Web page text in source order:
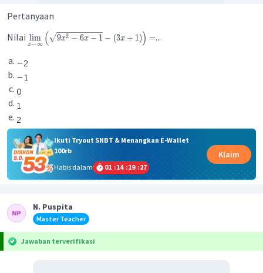
Pertanyaan
Nilai
x→∞
lim ( 9x2 − 6x − 1 − (3x + 1)) =...
Ikuti Tryout SNBT & Menangkan E-Wallet
100rb
Habis dalam
01 :14 :19 :27
Klaim
N. Puspita
Master Teacher
Jawaban terverifikasi